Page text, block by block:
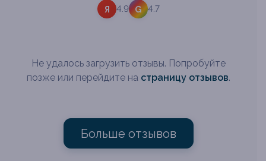
Я 4.9 G 4.7
Не удалось загрузить отзывы. Попробуйте
позже или перейдите на страницу отзывов.
Больше отзывов